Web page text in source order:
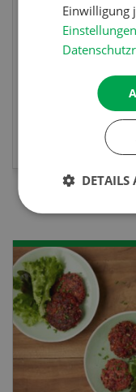
diesem Fall ist
die perfekte
sich mit einem
MEHR
Einwilligung
Einstellungen
DETAILS